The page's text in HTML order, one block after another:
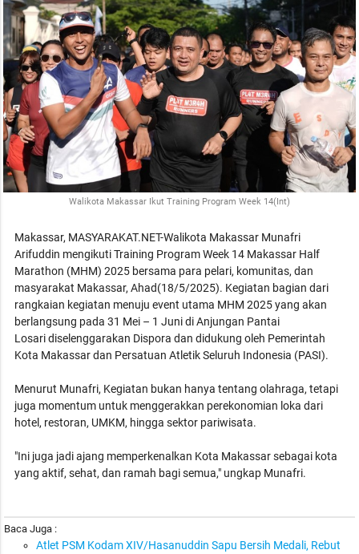
Walikota Makassar Ikut Training Program Week 14(Int)
Makassar, MASYARAKAT.NET-Walikota Makassar Munafri
Arifuddin mengikuti Training Program Week 14 Makassar Half
Marathon (MHM) 2025 bersama para pelari, komunitas, dan
masyarakat Makassar, Ahad(18/5/2025). Kegiatan bagian dari
rangkaian kegiatan menuju event utama MHM 2025 yang akan
berlangsung pada 31 Mei – 1 Juni di Anjungan Pantai
Losari diselenggarakan Dispora dan didukung oleh Pemerintah
Kota Makassar dan Persatuan Atletik Seluruh Indonesia (PASI).
Menurut Munafri, Kegiatan bukan hanya tentang olahraga, tetapi
juga momentum untuk menggerakkan perekonomian loka dari
hotel, restoran, UMKM, hingga sektor pariwisata.
"Ini juga jadi ajang memperkenalkan Kota Makassar sebagai kota
yang aktif, sehat, dan ramah bagi semua," ungkap Munafri.
Baca Juga :
Atlet PSM Kodam XIV/Hasanuddin Sapu Bersih Medali, Rebut